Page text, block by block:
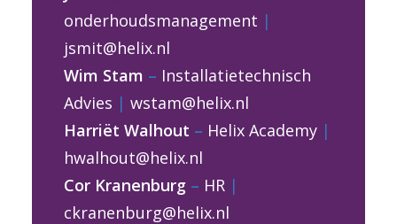
onderhoudsmanagement |
jsmit@helix.nl
Wim Stam – Installatietechnisch
Advies | wstam@helix.nl
Harriët Walhout – Helix Academy |
hwalhout@helix.nl
Cor Kranenburg – HR |
ckranenburg@helix.nl